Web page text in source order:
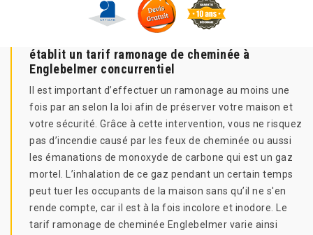
établit un tarif ramonage de cheminée à
Englebelmer concurrentiel
Il est important d’effectuer un ramonage au moins une
fois par an selon la loi afin de préserver votre maison et
votre sécurité. Grâce à cette intervention, vous ne risquez
pas d’incendie causé par les feux de cheminée ou aussi
les émanations de monoxyde de carbone qui est un gaz
mortel. L’inhalation de ce gaz pendant un certain temps
peut tuer les occupants de la maison sans qu’il ne s'en
rende compte, car il est à la fois incolore et inodore. Le
tarif ramonage de cheminée Englebelmer varie ainsi